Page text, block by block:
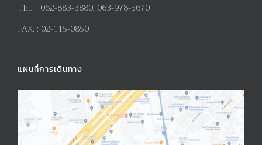
TEL. : 062-883-3880, 063-978-5670
FAX. : 02-115-0850
แผนที่การเดินทาง